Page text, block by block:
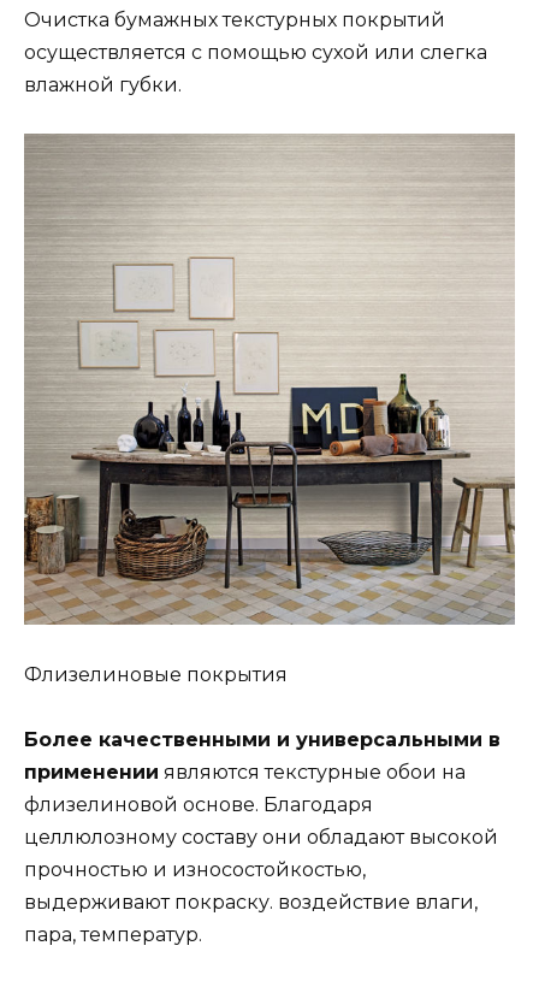
Очистка бумажных текстурных покрытий
осуществляется с помощью сухой или слегка
влажной губки.
Флизелиновые покрытия
Более качественными и универсальными в
применении являются текстурные обои на
флизелиновой основе. Благодаря
целлюлозному составу они обладают высокой
прочностью и износостойкостью,
выдерживают покраску. воздействие влаги,
пара, температур.